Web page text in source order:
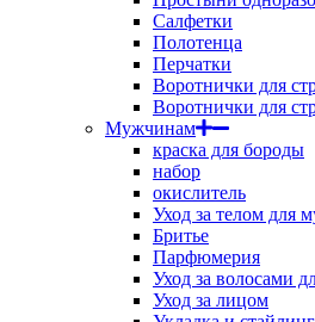
Салфетки
Полотенца
Перчатки
Воротнички для
Воротнички для
Мужчинам
краска для бороды
набор
окислитель
Уход за телом для
Бритье
Парфюмерия
Уход за волосами
Уход за лицом